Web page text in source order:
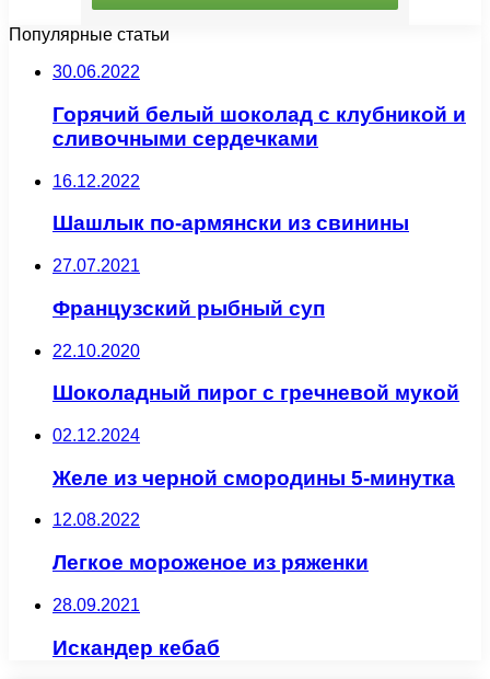
Популярные статьи
30.06.2022
Горячий белый шоколад с клубникой и
сливочными сердечками
16.12.2022
Шашлык по-армянски из свинины
27.07.2021
Французский рыбный суп
22.10.2020
Шоколадный пирог с гречневой мукой
02.12.2024
Желе из черной смородины 5-минутка
12.08.2022
Легкое мороженое из ряженки
28.09.2021
Искандер кебаб